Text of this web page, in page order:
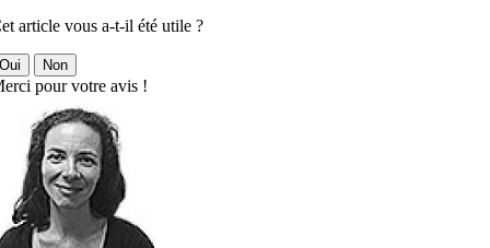
article vous a-t-il été utile ?
Non
pour votre avis !